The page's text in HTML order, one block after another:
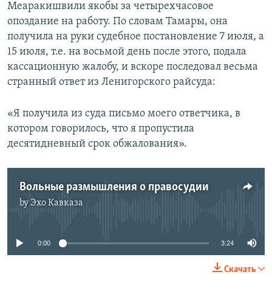
Меаракишвили якобы за четырехчасовое
опоздание на работу. По словам Тамары, она
получила на руки судебное постановление 7 июля, а
15 июля, т.е. на восьмой день после этого, подала
кассационную жалобу, и вскоре последовал весьма
странный ответ из Ленигорского райсуда:
«Я получила из суда письмо моего ответчика, в
котором говорилось, что я пропустила
десятидневный срок обжалования».
Вольные размышления о правосудии
by Эхо Кавказа
0:00 3:24
Скачать